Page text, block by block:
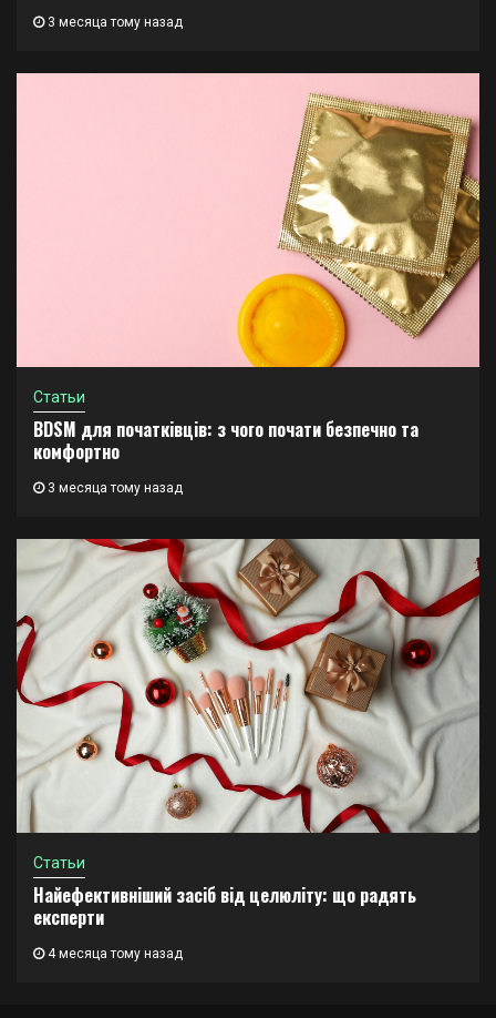
3 месяца тому назад
Статьи
BDSM для початківців: з чого почати безпечно та
комфортно
3 месяца тому назад
Статьи
Найефективніший засіб від целюліту: що радять
експерти
4 месяца тому назад